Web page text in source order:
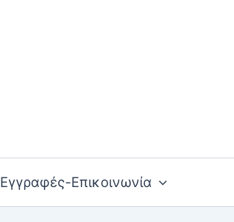
Εγγραφές-Επικοινωνία